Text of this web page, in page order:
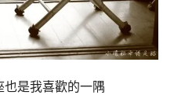
是我喜歡的一隅